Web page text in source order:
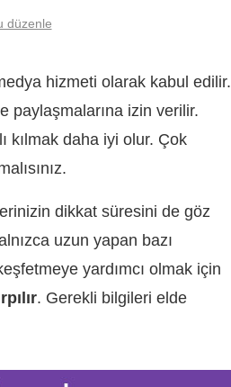
düzenle
hizmeti olarak kabul edilir.
paylaşmalarına izin verilir.
kılmak daha iyi olur. Çok
dikkat süresini de göz
uzun yapan bazı
yardımcı olmak için
. Gerekli bilgileri elde